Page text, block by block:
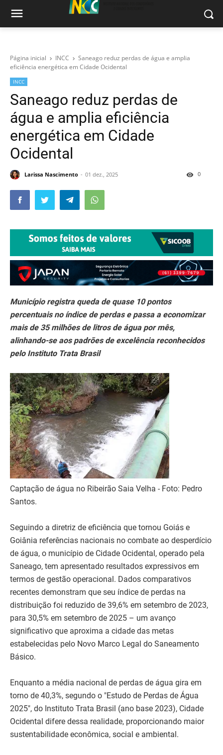
Página inicial INCC
Saneago reduz perdas de água e amplia
eficiência energética em Cidade Ocidental
INCC
Saneago reduz perdas de
água e amplia eficiência
energética em Cidade
Ocidental
Larissa Nascimento 01 dez., 2025 0
Município registra queda de quase 10 pontos
percentuais no índice de perdas e passa a economizar
mais de 35 milhões de litros de água por mês,
alinhando-se aos padrões de excelência reconhecidos
pelo Instituto Trata Brasil
Captação de água no Ribeirão Saia Velha - Foto: Pedro
Santos.
Seguindo a diretriz de eficiência que tornou Goiás e
Goiânia referências nacionais no combate ao desperdício
de água, o município de Cidade Ocidental, operado pela
Saneago, tem apresentado resultados expressivos em
termos de gestão operacional. Dados comparativos
recentes demonstram que seu índice de perdas na
distribuição foi reduzido de 39,6% em setembro de 2023,
para 30,5% em setembro de 2025 – um avanço
significativo que aproxima a cidade das metas
estabelecidas pelo Novo Marco Legal do Saneamento
Básico.
Enquanto a média nacional de perdas de água gira em
torno de 40,3%, segundo o "Estudo de Perdas de Água
2025", do Instituto Trata Brasil (ano base 2023), Cidade
Ocidental difere dessa realidade, proporcionando maior
sustentabilidade econômica, social e ambiental.